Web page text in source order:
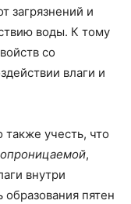
загрязнений и
воды. К тому
со
влаги и
также учесть, что
,
внутри
пятен